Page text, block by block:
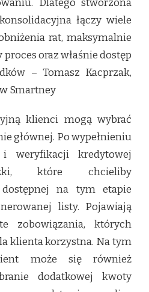
Dlatego stworzona
łączy wiele
rat, maksymalnie
oraz właśnie dostęp
– Tomasz Kacprzak,
Smartney
klienci mogą wybrać
głównej. Po wypełnieniu
weryfikacji kredytowej
które chcieliby
na tym etapie
listy. Pojawiają
których
klienta korzystna. Na tym
może się również
dodatkowej kwoty